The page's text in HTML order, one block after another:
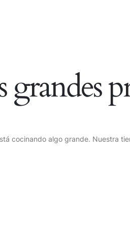
grandes
cocinando algo grande. Nuestra